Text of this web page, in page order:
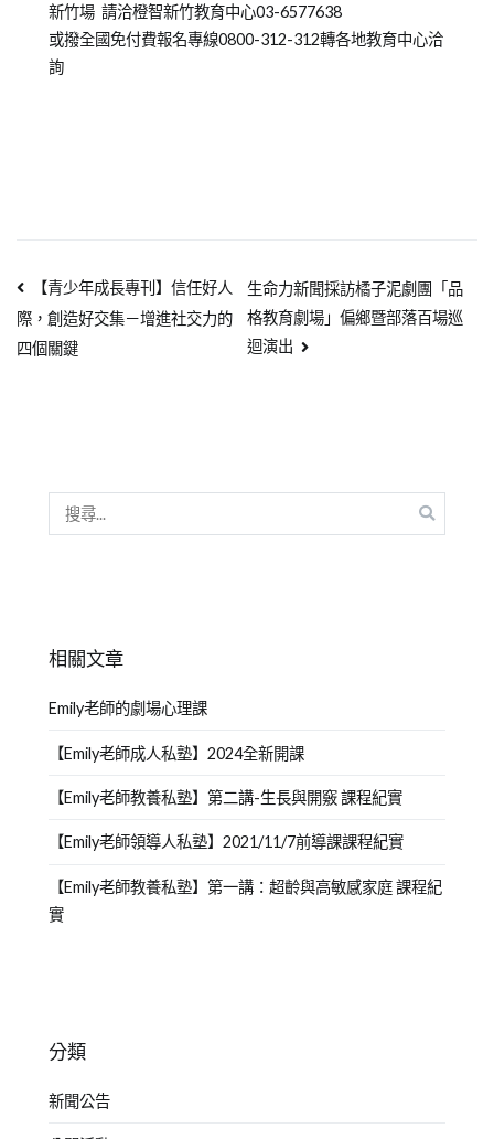
新竹場 請洽橙智新竹教育中心03-6577638
或撥全國免付費報名專線0800-312-312轉各地教育中心洽
詢
【青少年成長專刊】信任好人
際，創造好交集－增進社交力的
四個關鍵
生命力新聞採訪橘子泥劇團「品
格教育劇場」偏鄉暨部落百場巡
迴演出
相關文章
Emily老師的劇場心理課
【Emily老師成人私塾】2024全新開課
【Emily老師教養私塾】第二講-生長與開竅 課程紀實
【Emily老師領導人私塾】2021/11/7前導課課程紀實
【Emily老師教養私塾】第一講：超齡與高敏感家庭 課程紀
實
分類
新聞公告